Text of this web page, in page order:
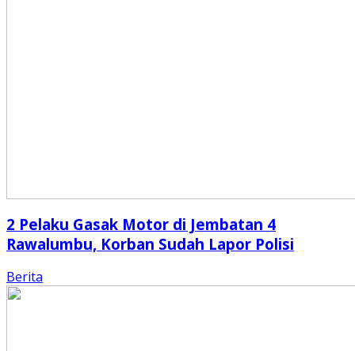
2 Pelaku Gasak Motor di Jembatan 4
Rawalumbu, Korban Sudah Lapor Polisi
Berita